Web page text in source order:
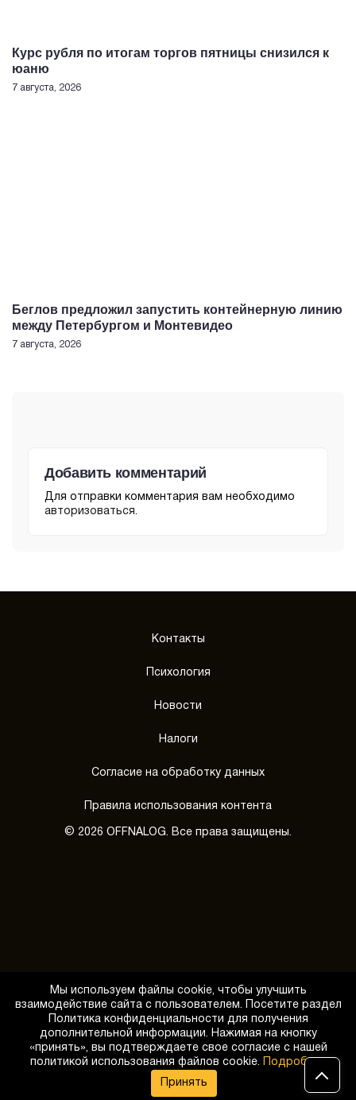
Курс рубля по итогам торгов пятницы снизился к
юаню
7 августа, 2026
Беглов предложил запустить контейнерную линию
между Петербургом и Монтевидео
7 августа, 2026
Добавить комментарий
Для отправки комментария вам необходимо
авторизоваться.
Контакты
Психология
Новости
Налоги
Согласие на обработку данных
Правила использования контента
© 2026 OFFNALOG. Все права защищены.
Обратный звонок
Мы используем файлы cookie, чтобы улучшить
взаимодействие сайта с пользователем. Посетите раздел
Политика конфиденциальности для получения
дополнительной информации. Нажимая на кнопку
«принять», вы подтверждаете свое согласие с нашей
политикой использования файлов cookie.
Подробнее
Принять